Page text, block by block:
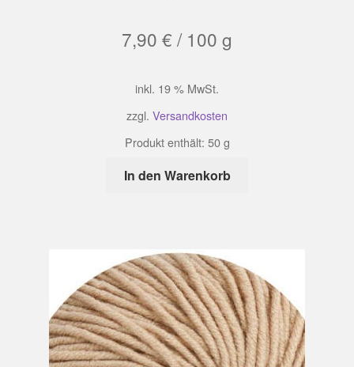
7,90 € / 100 g
inkl. 19 % MwSt.
zzgl. Versandkosten
Produkt enthält: 50g
In den Warenkorb